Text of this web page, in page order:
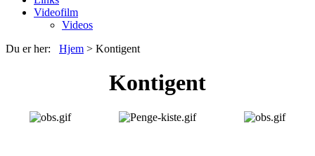
Videofilm
Videos
Du er her: Hjem > Kontigent
Kontigent